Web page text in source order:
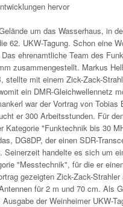
hervor
um das Wasserhaus, in
62. UKW-Tagung. Schon eine
ehrenamtliche Team des
zusammengestellt. Markus
stellte mit einem Zick-Zack-
ein DMR-Gleichwellennetz
war der Vortrag von
er 300 Arbeitsstunden. Für
"Funktechnik bis 30
DG8DP, der einen SDR-
handelte es sich um
"Messtechnik", für die er
gezeigten Zick-Zack-
für 2 m und 70 cm.
der Weinheimer UKW-